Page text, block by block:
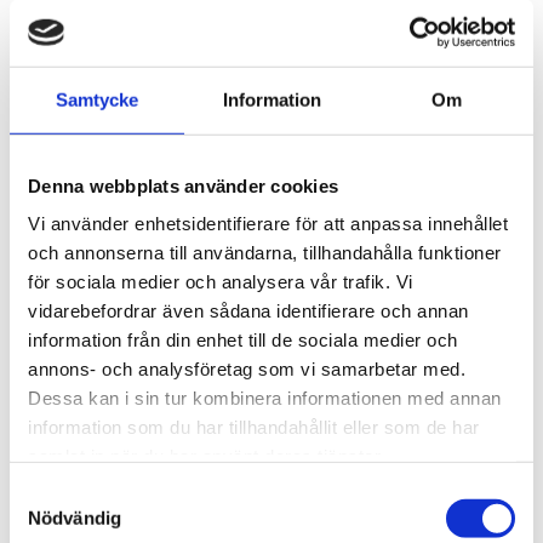
Samtycke Information Om
Denna webbplats använder cookies
Vi använder enhetsidentifierare för att anpassa innehållet
och annonserna till användarna, tillhandahålla funktioner
för sociala medier och analysera vår trafik. Vi
vidarebefordrar även sådana identifierare och annan
information från din enhet till de sociala medier och
annons- och analysföretag som vi samarbetar med.
Dessa kan i sin tur kombinera informationen med annan
information som du har tillhandahållit eller som de har
Nödvändig
5G-kontor och failover-applikationer.
Eftersom antennen är helt rundstrålande (omni-
directional) kräver den ingen tidskrävande
riktningsjustering mot närmaste basstation, vilket
lämplig där access till flera olika nätverkssajter behövs.
Denna specifika modell levereras redo för installation
med fyra stycken integrerade, 5 meter långa CS29-
lågförlustkablar. Kablarna är dubbelisolerade och
fabriksmonterade, vilket eliminerar oskyddade
vägen fram till routern.
För mer information -Se datablad
STÄLL EN FRÅGA OM PRODUKTEN